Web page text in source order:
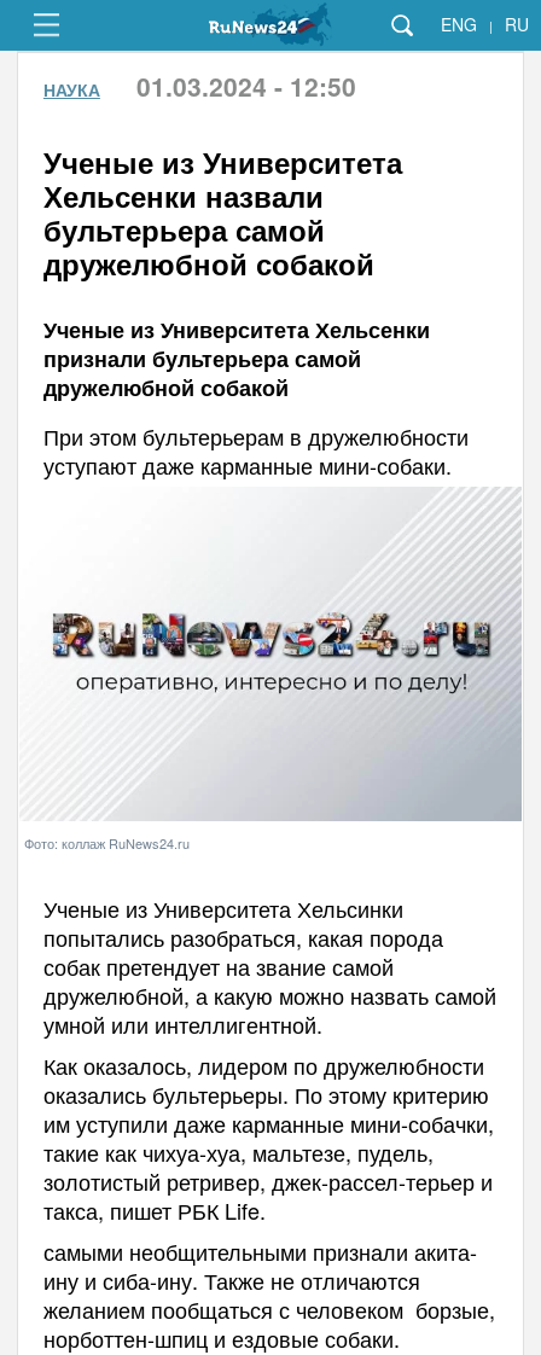
ENG | RU
НАУКА 01.03.2024 - 12:50
Ученые из Университета
Хельсенки назвали
бультерьера самой
дружелюбной собакой
Ученые из Университета Хельсенки
признали бультерьера самой
дружелюбной собакой
При этом бультерьерам в дружелюбности
уступают даже карманные мини-собаки.
Фото: коллаж RuNews24.ru
Ученые из Университета Хельсинки
попытались разобраться, какая порода
собак претендует на звание самой
дружелюбной, а какую можно назвать самой
умной или интеллигентной.
Как оказалось, лидером по дружелюбности
оказались бультерьеры. По этому критерию
им уступили даже карманные мини-собачки,
такие как чихуа-хуа, мальтезе, пудель,
золотистый ретривер, джек-рассел-терьер и
такса, пишет РБК Life.
самыми необщительными признали акита-
ину и сиба-ину. Также не отличаются
желанием пообщаться с человеком борзые,
норботтен-шпиц и ездовые собаки.